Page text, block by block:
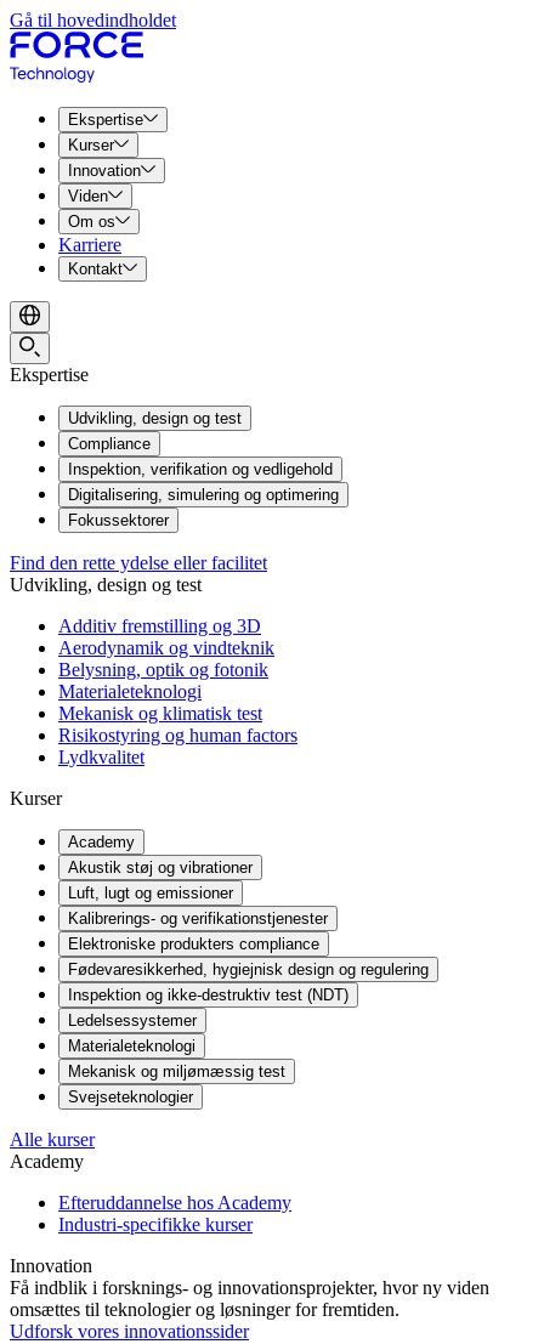
Gå til hovedindholdet
Ekspertise
Kurser
Innovation
Viden
Om os
Karriere
Kontakt
Ekspertise
Udvikling, design og test
Compliance
Inspektion, verifikation og vedligehold
Digitalisering, simulering og optimering
Fokussektorer
Find den rette ydelse eller facilitet
Udvikling, design og test
Additiv fremstilling og 3D
Aerodynamik og vindteknik
Belysning, optik og fotonik
Materialeteknologi
Mekanisk og klimatisk test
Risikostyring og human factors
Lydkvalitet
Kurser
Academy
Akustik støj og vibrationer
Luft, lugt og emissioner
Kalibrerings- og verifikationstjenester
Elektroniske produkters compliance
Fødevaresikkerhed, hygiejnisk design og regulering
Inspektion og ikke-destruktiv test (NDT)
Ledelsessystemer
Materialeteknologi
Mekanisk og miljømæssig test
Svejseteknologier
Alle kurser
Academy
Efteruddannelse hos Academy
Industri-specifikke kurser
Innovation
Få indblik i forsknings- og innovationsprojekter, hvor ny viden
omsættes til teknologier og løsninger for fremtiden.
Udforsk vores innovationssider